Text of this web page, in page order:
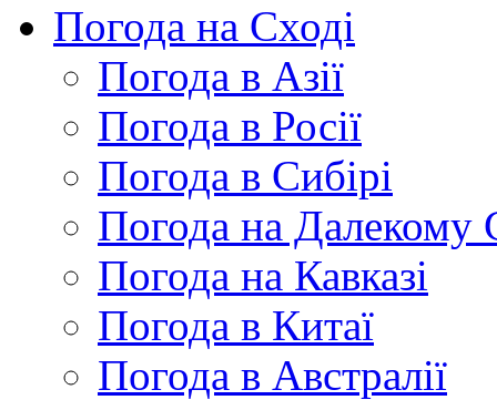
Погода на Сході
Погода в Азії
Погода в Росії
Погода в Сибірі
Погода на Далекому
Погода на Кавказі
Погода в Китаї
Погода в Австралії